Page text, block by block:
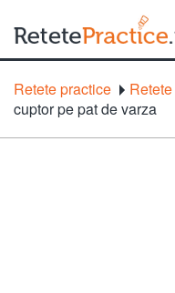
Retete practice Retete
cuptor pe pat de varza